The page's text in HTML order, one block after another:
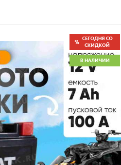
СЕГОДНЯ СО
СКИДКОЙ
В НАЛИЧИИ